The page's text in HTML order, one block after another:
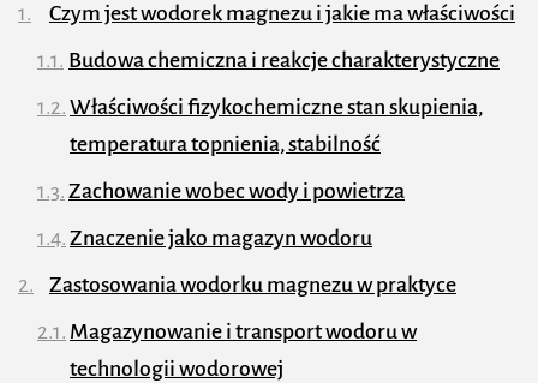
Czym jest wodorek magnezu i jakie ma właściwości
Budowa chemiczna i reakcje charakterystyczne
Właściwości fizykochemiczne stan skupienia,
temperatura topnienia, stabilność
Zachowanie wobec wody i powietrza
Znaczenie jako magazyn wodoru
Zastosowania wodorku magnezu w praktyce
Magazynowanie i transport wodoru w
technologii wodorowej